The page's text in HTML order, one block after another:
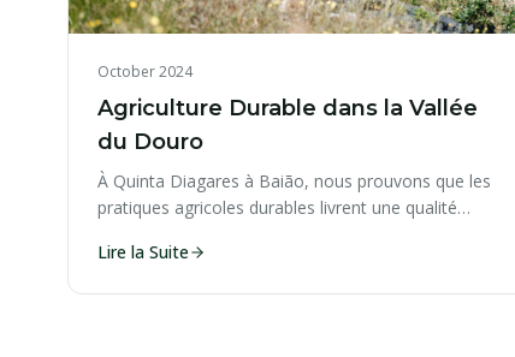
October 2024
Agriculture Durable dans la Vallée
du Douro
À Quinta Diagares à Baião, nous prouvons que les
pratiques agricoles durables livrent une qualité
Lire la Suite